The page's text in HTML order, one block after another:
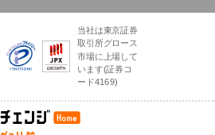
当社は東京証券
取引所グロース
市場に上場して
います(証券コ
ード4169)